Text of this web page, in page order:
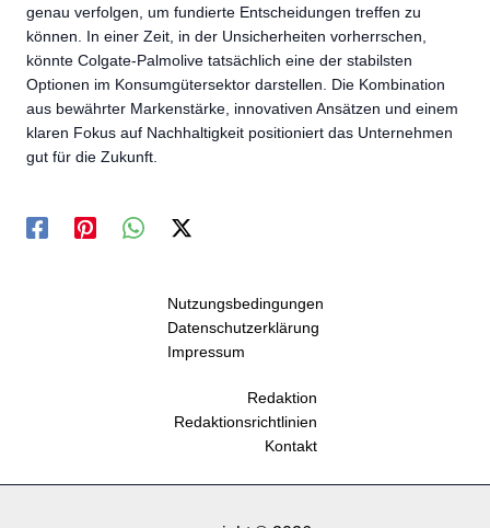
genau verfolgen, um fundierte Entscheidungen treffen zu
können. In einer Zeit, in der Unsicherheiten vorherrschen,
könnte Colgate-Palmolive tatsächlich eine der stabilsten
Optionen im Konsumgütersektor darstellen. Die Kombination
aus bewährter Markenstärke, innovativen Ansätzen und einem
klaren Fokus auf Nachhaltigkeit positioniert das Unternehmen
gut für die Zukunft.
Nutzungsbedingungen
Datenschutzerklärung
Impressum
Redaktion
Redaktionsrichtlinien
Kontakt